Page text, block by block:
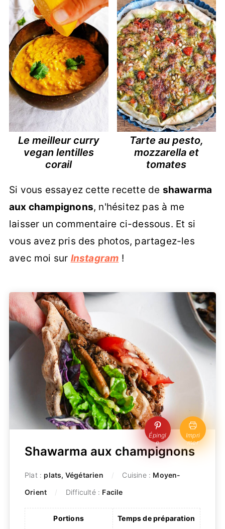
Le meilleur curry
vegan lentilles
corail
Tarte au pesto,
mozzarella et
tomates
Si vous essayez cette recette de shawarma
aux champignons, n'hésitez pas à me
laisser un commentaire ci-dessous. Et si
vous avez pris des photos, partagez-les
avec moi sur Instagram !
Épingl
e
Impri
mer
Shawarma aux champignons
Plat : plats, Végétarien Cuisine : Moyen-
Orient
Difficulté : Facile
Portions
Temps de préparation